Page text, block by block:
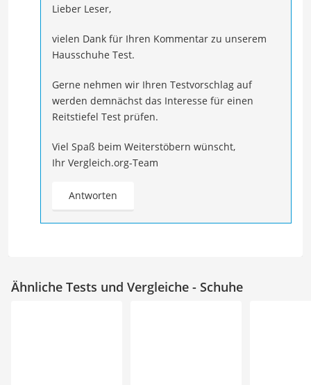
Lieber Leser,
vielen Dank für Ihren Kommentar zu unserem
Hausschuhe Test.
Gerne nehmen wir Ihren Testvorschlag auf
werden demnächst das Interesse für einen
Reitstiefel Test prüfen.
Viel Spaß beim Weiterstöbern wünscht,
Ihr Vergleich.org-Team
Antworten
Ähnliche Tests und Vergleiche - Schuhe